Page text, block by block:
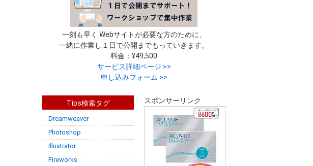
一刻も早く Webサイトが必要な方のために、
一緒に作業し１日で公開までもっていきます。
料金：¥49,500
サービス詳細ページ >>
申し込みフォーム >>
Tips検索タグ
Dreamweaver
Photoshop
Illustrator
Fireworks
スポンサーリンク